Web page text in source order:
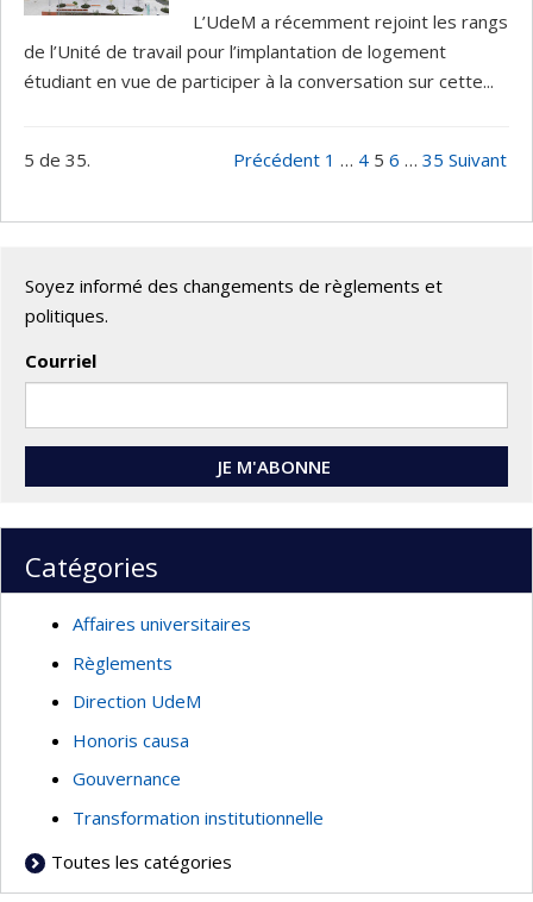
L’UdeM a récemment rejoint les rangs
de l’Unité de travail pour l’implantation de logement
étudiant en vue de participer à la conversation sur cette...
5 de 35. Précédent 1 … 4 5 6 … 35 Suivant
Soyez informé des changements de règlements et
politiques.
Courriel
JE M'ABONNE
Catégories
Affaires universitaires
Règlements
Direction UdeM
Honoris causa
Gouvernance
Transformation institutionnelle
Toutes les catégories